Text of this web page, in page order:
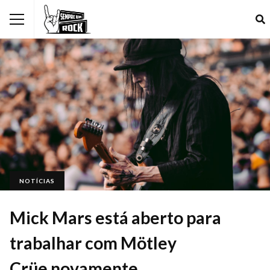
NOTÍCIAS
Mick Mars está aberto para
trabalhar com Mötley